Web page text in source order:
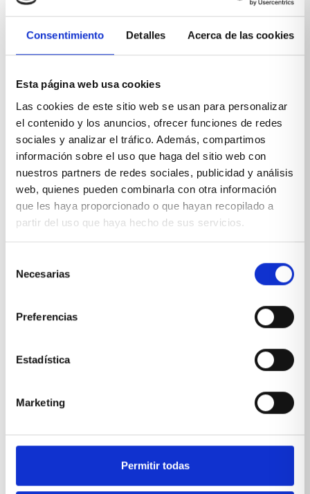
Consentimiento Detalles Acerca de las cookies
Esta página web usa cookies
Las cookies de este sitio web se usan para personalizar
el contenido y los anuncios, ofrecer funciones de redes
sociales y analizar el tráfico. Además, compartimos
información sobre el uso que haga del sitio web con
nuestros partners de redes sociales, publicidad y análisis
web, quienes pueden combinarla con otra información
que les haya proporcionado o que hayan recopilado a
partir del uso que haya hecho de sus servicios.
Necesarias
Preferencias
Estadística
Marketing
Permitir todas
SOLUCIONES AMUEBLAR CASAS REALES
Camas abatibles, la mejor forma de
maximizar tu espacio
por ser referentes en encontrar las mejores
soluciones a espacios reducidos y por la creación de
en...